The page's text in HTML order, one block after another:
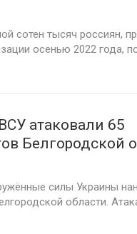
сотен тысяч россиян,
осенью 2022 года,
атаковали 65
Белгородской
года
силы Украины
области.